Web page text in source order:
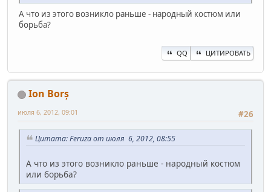
А что из этого возникло раньше - народный костюм или
борьба?
QQ ЦИТИРОВАТЬ
Ion Borș
#26
июля 6, 2012, 09:01
Цитата: Feruza от июля 6, 2012, 08:55
А что из этого возникло раньше - народный костюм
или борьба?